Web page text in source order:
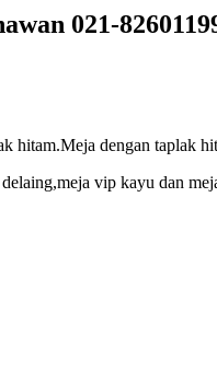
021-
dengan taplak
vip kayu dan